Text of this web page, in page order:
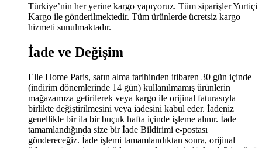
Türkiye’nin her yerine kargo yapıyoruz. Tüm siparişler Yurtiçi
Kargo ile gönderilmektedir. Tüm ürünlerde ücretsiz kargo
hizmeti sunulmaktadır.
İade ve Değişim
Elle Home Paris, satın alma tarihinden itibaren 30 gün içinde
(indirim dönemlerinde 14 gün) kullanılmamış ürünlerin
mağazamıza getirilerek veya kargo ile orijinal faturasıyla
birlikte değiştirilmesini veya iadesini kabul eder. İadeniz
genellikle bir ila bir buçuk hafta içinde işleme alınır. İade
tamamlandığında size bir İade Bildirimi e-postası
göndereceğiz. İade işlemi tamamlandıktan sonra, orijinal